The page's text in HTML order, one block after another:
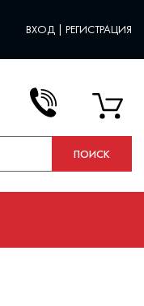
ВХОД | РЕГИСТРАЦИЯ